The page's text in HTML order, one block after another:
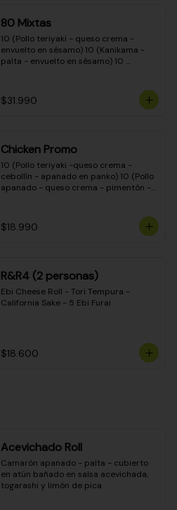
80 Mixtas
10 (Pollo teriyaki - queso crema -
envuelto en sésamo) 10 (Kanikama -
palta - envuelto en sésamo) 10
envuelto en queso crema) 10
(Camarón - queso crema - cebollín -
teriyaki - queso crema - cebollín -
envuelto en masa tempura) 10
(Pimentón - queso crema - cebollín -
envuelto en masa tempura)
$31.990
Chicken Promo
10 (Pollo teriyaki -queso crema -
cebollín - apanado en panko) 10 (Pollo
apanado - queso crema - pimentón -
ciboulette) 10 (Pollo teriyaki - palta -
envuelto en queso crema)
$18.990
R&R4 (2 personas)
Ebi Cheese Roll - Tori Tempura -
California Sake - 5 Ebi Furai
$18.600
Acevichado Roll
Camarón apanado - palta - cubierto
en atún bañado en salsa acevichada,
togarashi y limón de pica